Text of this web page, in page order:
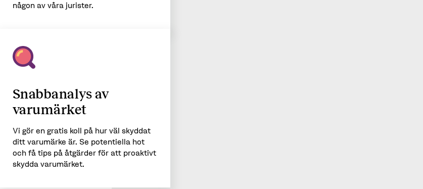
någon av våra jurister.
Snabbanalys av
varumärket
Vi gör en gratis koll på hur väl skyddat
ditt varumärke är. Se potentiella hot
och få tips på åtgärder för att proaktivt
skydda varumärket.